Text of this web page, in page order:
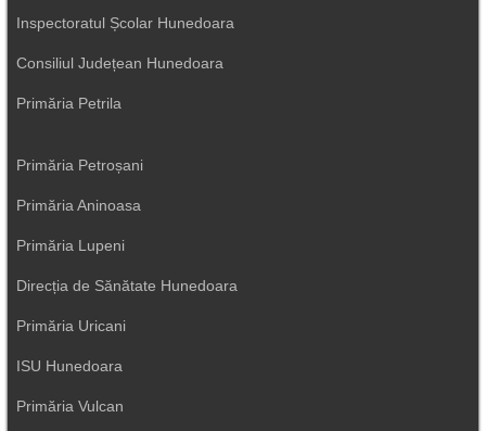
Inspectoratul Școlar Hunedoara
Consiliul Județean Hunedoara
Primăria Petrila
Primăria Petroșani
Primăria Aninoasa
Primăria Lupeni
Direcția de Sănătate Hunedoara
Primăria Uricani
ISU Hunedoara
Primăria Vulcan